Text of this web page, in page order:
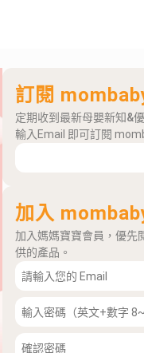
訂閱
定期收到最新母嬰新知&
輸入Email 即可訂閱
加入
加入媽媽寶寶會員，優先
供的產品。